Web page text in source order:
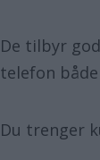
De tilbyr
telefon
Du trenger